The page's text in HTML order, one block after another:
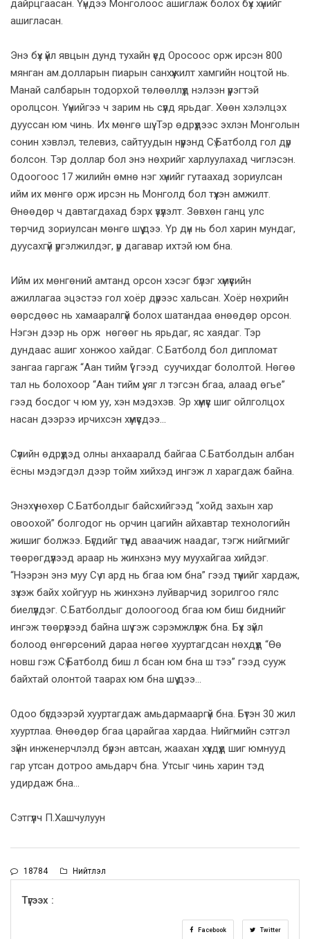
дайрцгаасан. Үүндээ Монголоос ашиглаж болох бүх хүнийг
ашигласан.
Энэ бүх үйл явцын дунд тухайн үед Оросоос орж ирсэн 800
мянган ам.долларын пиарын санхүүжилт хамгийн ноцтой нь.
Манай салбарын тодорхой төлөөллүүд нэлээн үүрэгтэй
оролцсон. Үүнийгээ ч зарим нь сүүлд ярьдаг. Хөөн хэлэлцэх
дууссан юм чинь. Их мөнгө шүү. Тэр өдрүүдээс эхлэн Монголын
сонин хэвлэл, телевиз, сайтуудын нүүрэнд Сү.Батболд гол дүр
болсон. Тэр доллар бол энэ нөхрийг харлуулахад чиглэсэн.
Одоогоос 17 жилийн өмнө нэг хүнийг гутаахад зориулсан
ийм их мөнгө орж ирсэн нь Монголд бол түүхэн амжилт.
Өнөөдөр ч давтагдахад бэрх үзүүлэлт. Зөвхөн ганц улс
төрчид зориулсан мөнгө шүү дээ. Үр дүн нь бол харин мундаг,
дуусахгүй үргэлжилдэг, үр дагавар ихтэй юм бна.
Ийм их мөнгөний амтанд орсон хэсэг бүлэг хүмүүсийн
ажиллагаа эцэстээ гол хоёр дүрээс хальсан. Хоёр нөхрийн
өөрсдөөс нь хамааралгүй болох шатандаа өнөөдөр орсон.
Нэгэн дээр нь орж нөгөөг нь ярьдаг, яс хаядаг. Тэр
дундаас ашиг хонжоо хайдаг. С.Батболд бол дипломат
зангаа гаргаж “Аан тийм үү” гээд суучихдаг бололтой. Нөгөө
тал нь болохоор “Аан тийм үү, яг л тэгсэн бгаа, алаад өгье”
гээд босдог ч юм уу, хэн мэдэхэв. Эр хүмүүс шиг ойлголцох
насан дээрээ ирчихсэн хүмүүсдээ...
Сүүлийн өдрүүдэд олны анхааралд байгаа С.Батболдын албан
ёсны мэдэгдэл дээр тойм хийхэд ингэж л харагдаж байна.
Энэхүү нөхөр С.Батболдыг байсхийгээд “хойд захын хар
овоохой” болгодог нь орчин цагийн айхавтар технологийн
жишиг болжээ. Бүгдийг түүнд аваачиж наадаг, тэгж нийгмийг
төөрөгдүүлээд араар нь жинхэнэ муу муухайгаа хийдэг.
“Нээрэн энэ муу Сү л ард нь бгаа юм бна” гээд түүнийг хардаж,
зүхэж байх хойгуур нь жинхэнэ луйварчид зорилгоо гялс
биелүүлдэг. С.Батболдыг долоогоод бгаа юм биш биднийг
ингэж төөрүүлээд байна шүү гэж сэрэмжлүүлж бна. Бүх зүйл
болоод өнгөрсөний дараа нөгөө хууртагдсан нөхдүүд “Өө
новш гэж Сү.Батболд биш л бсан юм бна ш тээ” гээд сууж
байхтай олонтой таарах юм бна шүү дээ...
Одоо бүгдээрэй хууртагдаж амьдармааргүй бна. Бүтэн 30 жил
хууртлаа. Өнөөдөр бгаа царайгаа хардаа. Нийгмийн сэтгэл
зүйн инженерчлэлд бүрэн автсан, жаахан хүүхдүүд шиг юмнууд
гар утсан дотроо амьдарч бна. Утсыг чинь харин тэд
удирдаж бна...
Сэтгүүлч П.Хашчулуун
18784 Нийтлэл
Түгээх :
Facebook Twitter